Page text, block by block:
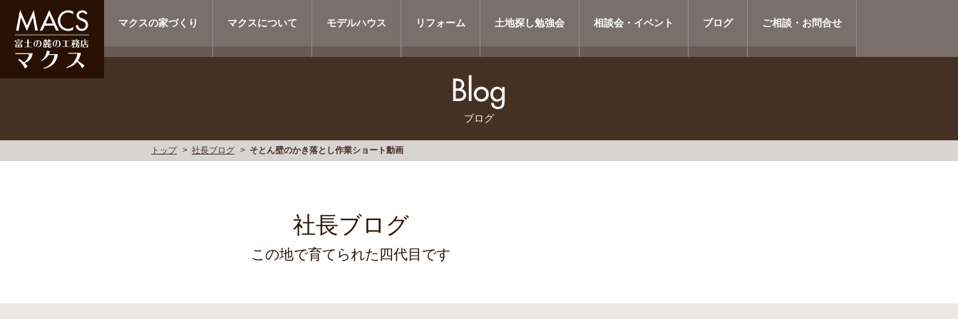
マクスの家づくり マクスについて モデルハウス リフォーム 土地探し勉強会 相談会・イベント ブログ ご相談・お問合せ
ブログ
トップ 社長ブログ そとん壁のかき落とし作業ショート動画
社長ブログ
この地で育てられた四代目です